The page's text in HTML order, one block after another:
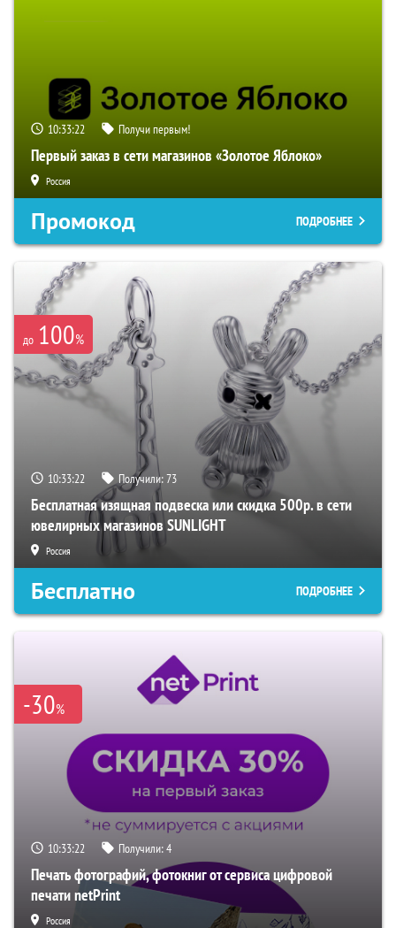
10:33:21 Получи первым!
Первый заказ в сети магазинов «Золотое Яблоко»
Россия
Промокод ПОДРОБНЕЕ
до 100%
10:33:21 Получили:73
Бесплатная изящная подвеска или скидка 500р. в сети
ювелирных магазинов SUNLIGHT
Россия
Бесплатно ПОДРОБНЕЕ
-30%
10:33:21 Получили:4
Печать фотографий, фотокниг от сервиса цифровой
печати netPrint
Россия